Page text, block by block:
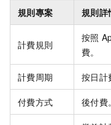
規則專案 規則詳
計費規則
按照
費。
計費周期 按日計
付費方式 後付費。